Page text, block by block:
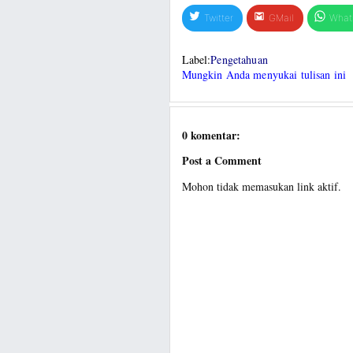
Twitter GMail
Label:Pengetahuan
Mungkin Anda menyukai tulisan ini
0 komentar:
Post a Comment
Mohon tidak memasukan link aktif.